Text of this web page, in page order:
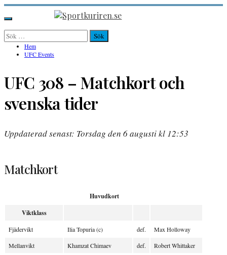
Hoppa
till
innehåll
Sportkuriren.se
Primär
meny
Sök
efter: Hem
UFC Events
UFC 308 – Matchkort och
svenska tider
Uppdaterad senast: Torsdag den 6 augusti kl 12:53
Matchkort
Huvudkort
Viktklass
Fjädervikt Ilia Topuria (c) def.
Max Holloway
Mellanvikt
Khamzat Chimaev def.
Robert Whittaker